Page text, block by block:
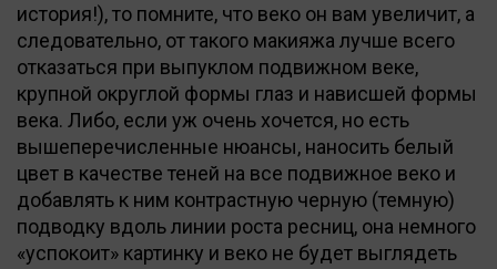
история!), то помните, что веко он вам увеличит, а
следовательно, от такого макияжа лучше всего
отказаться при выпуклом подвижном веке,
крупной округлой формы глаз и нависшей формы
века. Либо, если уж очень хочется, но есть
вышеперечисленные нюансы, наносить белый
цвет в качестве теней на все подвижное веко и
добавлять к ним контрастную черную (темную)
подводку вдоль линии роста ресниц, она немного
«успокоит» картинку и веко не будет выглядеть